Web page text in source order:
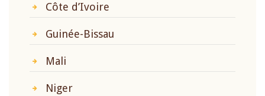
Côte d’Ivoire
Guinée-Bissau
Mali
Niger